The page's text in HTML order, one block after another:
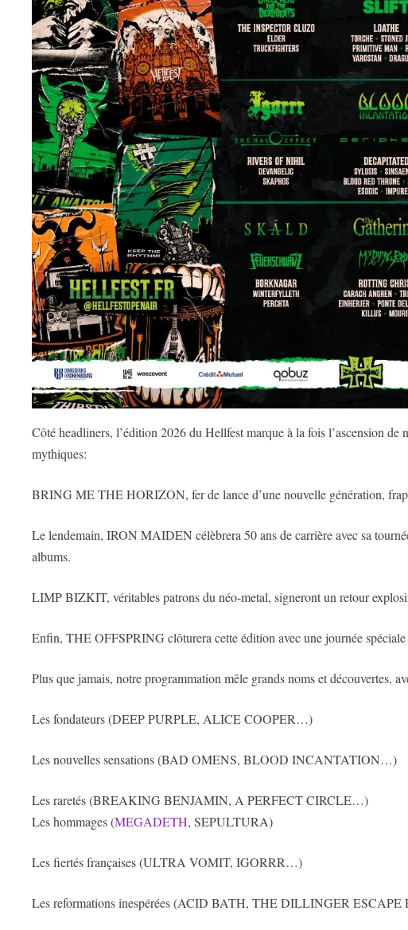
Côté headliners, l’édition 2026 du Hellfest marque à la fois l’ascension de
mythiques:
BRING ME THE HORIZON, fer de lance d’une nouvelle génération,
Le lendemain, IRON MAIDEN célèbrera 50 ans de carrière avec sa
albums.
LIMP BIZKIT, véritables patrons du néo-metal, signeront un retour
Enfin, THE OFFSPRING clôturera cette édition avec une journée
Plus que jamais, notre programmation mêle grands noms et découvertes,
Les fondateurs (DEEP PURPLE, ALICE COOPER…)
Les nouvelles sensations (BAD OMENS, BLOOD INCANTATION…)
Les raretés (BREAKING BENJAMIN, A PERFECT CIRCLE…)
Les hommages (MEGADETH, SEPULTURA)
Les fiertés françaises (ULTRA VOMIT, IGORRR…)
Les reformations inespérées (ACID BATH, THE DILLINGER ESCAPE